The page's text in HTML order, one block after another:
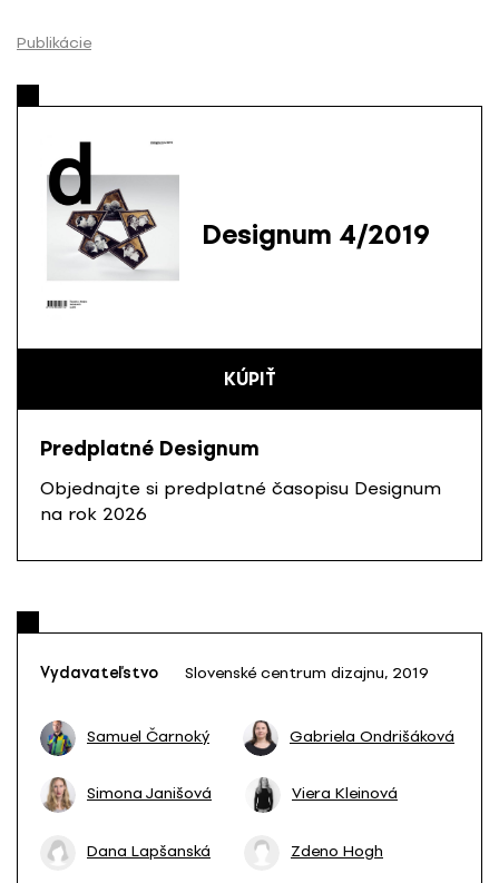
Publikácie
Designum 4/2019
KÚPIŤ
Predplatné Designum
Objednajte si predplatné časopisu Designum
na rok 2026
Vydavateľstvo Slovenské centrum dizajnu, 2019
Samuel Čarnoký Gabriela Ondrišáková
Simona Janišová Viera Kleinová
Dana Lapšanská Zdeno Hogh